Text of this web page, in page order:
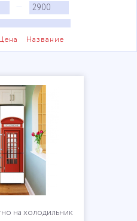
—
Название
на холодильник